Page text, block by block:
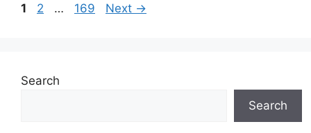
Page
1 Page
2 … Page
169 Next →
Search
Search